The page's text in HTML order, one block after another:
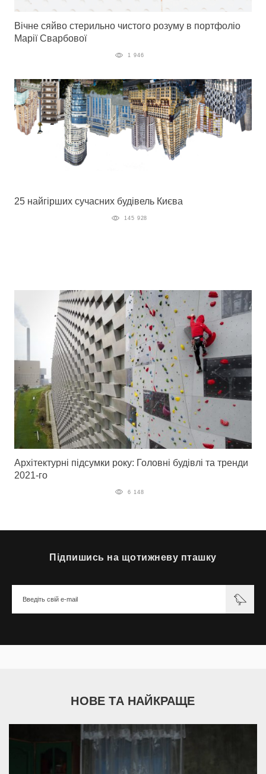
Вічне сяйво стерильно чистого розуму в портфоліо
Марії Сварбової
1 946
25 найгірших сучасних будівель Києва
145 928
Архітектурні підсумки року: Головні будівлі та тренди
2021-го
6 148
Підпишись на щотижневу пташку
НОВЕ ТА НАЙКРАЩЕ